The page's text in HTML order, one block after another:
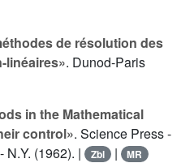
de résolution des
linéaires». Dunod-Paris
in the Mathematical
control». Science Press -
N.Y. (1962). |
Zbl | MR